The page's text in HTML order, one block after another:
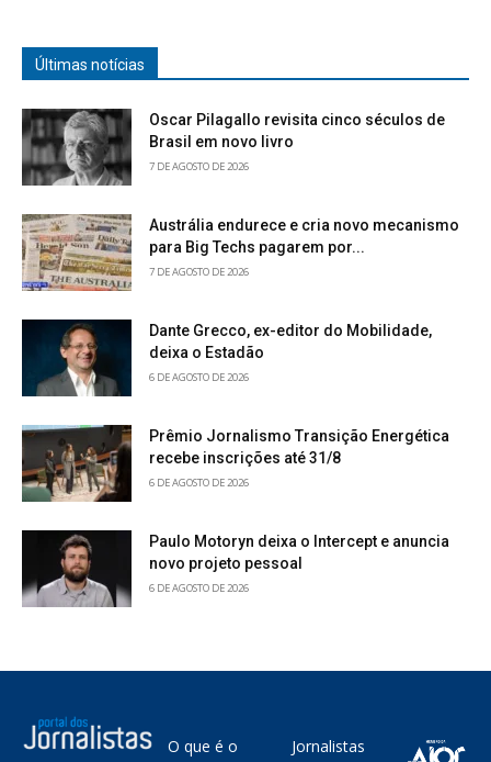
Últimas notícias
Oscar Pilagallo revisita cinco séculos de
Brasil em novo livro
7 DE AGOSTO DE 2026
Austrália endurece e cria novo mecanismo
para Big Techs pagarem por...
7 DE AGOSTO DE 2026
Dante Grecco, ex-editor do Mobilidade,
deixa o Estadão
6 DE AGOSTO DE 2026
Prêmio Jornalismo Transição Energética
recebe inscrições até 31/8
6 DE AGOSTO DE 2026
Paulo Motoryn deixa o Intercept e anuncia
novo projeto pessoal
6 DE AGOSTO DE 2026
O que é o Jornalistas